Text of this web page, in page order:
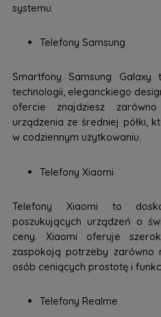
systemu.
Telefony Samsung
Smartfony Samsung Galaxy
technologii, eleganckiego
ofercie znajdziesz
urządzenia ze średniej półki,
w codziennym użytkowaniu.
Telefony Xiaomi
Telefony Xiaomi to
poszukujących urządzeń o
ceny. Xiaomi oferuje
zaspokoją potrzeby zarówno
osób ceniących prostotę i
Telefony Realme